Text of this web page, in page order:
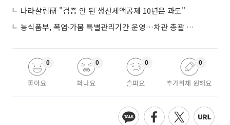
나라살림硏 "검증 안 된 생산세액공제 10년은 과도"
농식품부, 폭염·가뭄 특별관리기간 운영…차관 총괄 대응체계 격상
좋아요
0
화나요
0
슬퍼요
0
추가취재 원해요
0